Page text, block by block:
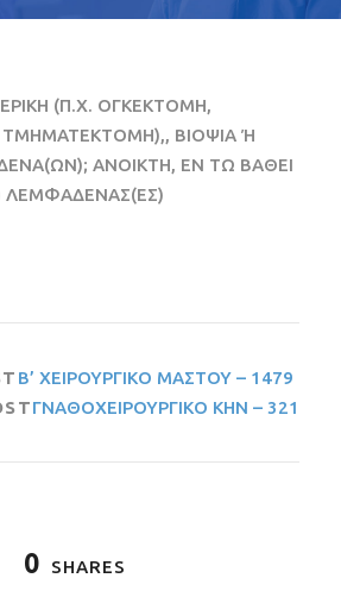
(Π.Χ. ΟΓΚΕΚΤΟΜΗ,
ΒΙΟΨΙΑ Ή
ΑΝΟΙΚΤΗ, ΕΝ ΤΩ ΒΑΘΕΙ
ΛΕΜΦΑΔΕΝΑΣ(ΕΣ)
Β’ ΧΕΙΡΟΥΡΓΙΚΟ ΜΑΣΤΟΥ – 1479
ΓΝΑΘΟΧΕΙΡΟΥΡΓΙΚΟ ΚΗΝ – 321
0 SHARES